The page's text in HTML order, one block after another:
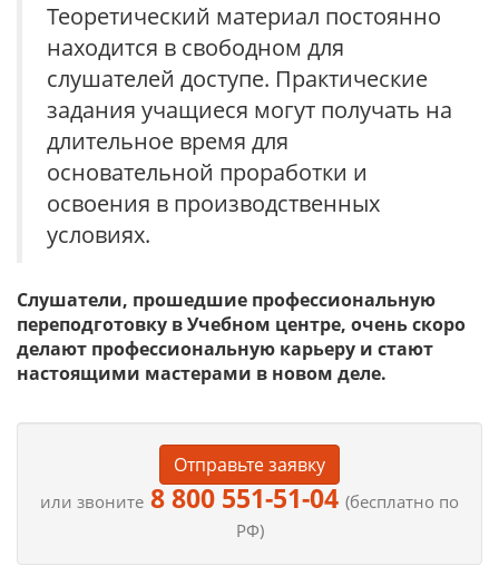
Теоретический материал постоянно
находится в свободном для
слушателей доступе. Практические
задания учащиеся могут получать на
длительное время для
основательной проработки и
освоения в производственных
условиях.
Слушатели, прошедшие профессиональную
переподготовку в Учебном центре, очень скоро
делают профессиональную карьеру и стают
настоящими мастерами в новом деле.
Отправьте заявку
или звоните 8 800 551-51-04 (бесплатно по
РФ)